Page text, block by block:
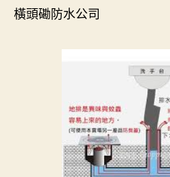
橫頭磡防水公司